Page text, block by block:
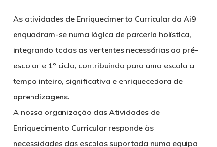
As atividades de Enriquecimento Curricular da Ai9
enquadram-se numa lógica de parceria holística,
integrando todas as vertentes necessárias ao pré-
escolar e 1º ciclo, contribuindo para uma escola a
tempo inteiro, significativa e enriquecedora de
aprendizagens.
A nossa organização das Atividades de
Enriquecimento Curricular responde às
necessidades das escolas suportada numa equipa